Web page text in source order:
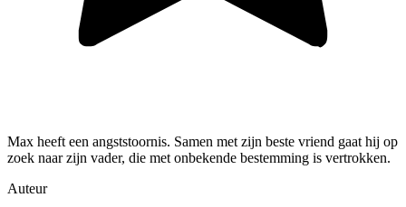
Max heeft een angststoornis. Samen met zijn beste vriend gaat hij op
zoek naar zijn vader, die met onbekende bestemming is vertrokken.
Auteur